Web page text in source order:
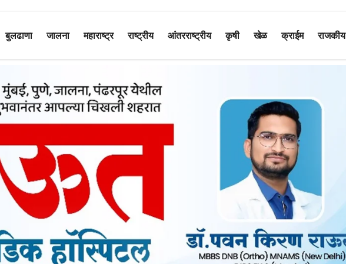
बुलढाणा जालना महाराष्ट्र राष्ट्रीय आंतरराष्ट्रीय कृषी खेळ क्राईम राजकीय